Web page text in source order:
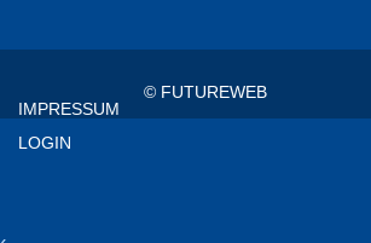
IMPRESSUM
LOGIN
© FUTUREWEB